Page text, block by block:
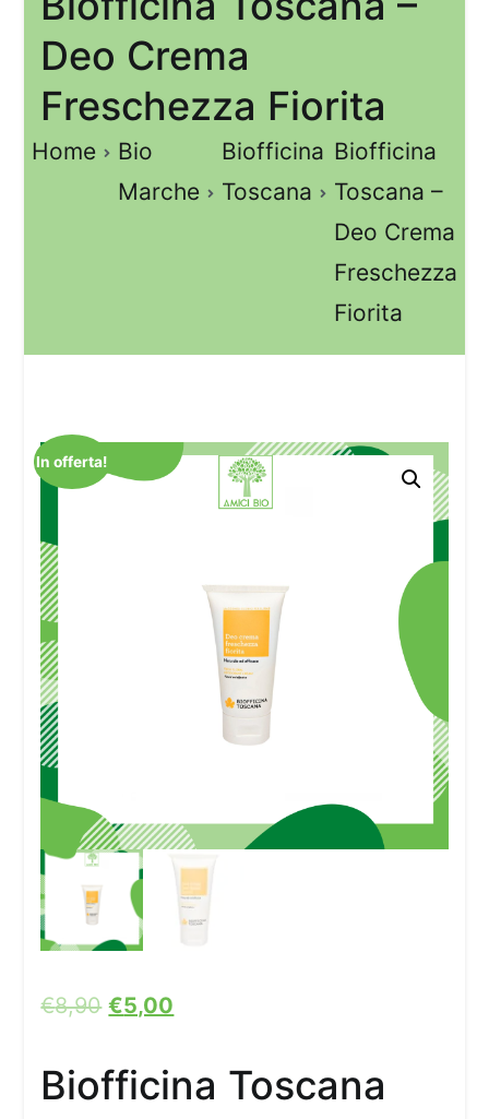
Deo Crema
Freschezza Fiorita
Home
Bio
Marche
Biofficina
Toscana
Biofficina
Toscana –
Deo Crema
Freschezza
Fiorita
In offerta!
€8,90 €5,00
Biofficina Toscana